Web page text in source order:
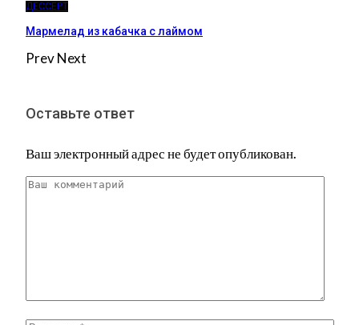
ДЕССЕРТ
Мармелад из кабачка с лаймом
PrevNext
Оставьте ответ
Ваш электронный адрес не будет опубликован.